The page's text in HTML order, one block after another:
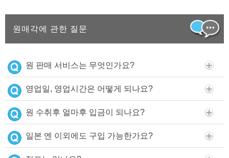
원매각에 관한 질문
원 판매 서비스는 무엇인가요?
영업일, 영업시간은 어떻게 되나요?
원 수취후 얼마후 입금이 되나요?
일본 엔 이외에도 구입 가능한가요?